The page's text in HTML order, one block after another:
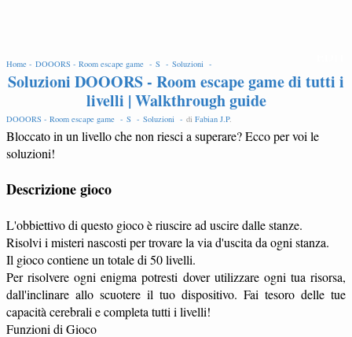
Home - DOOORS - Room escape game - S - Soluzioni -
Soluzioni DOOORS - Room escape game di tutti i
livelli | Walkthrough guide
DOOORS - Room escape game - S - Soluzioni - di Fabian J.P.
Bloccato in un livello che non riesci a superare? Ecco per voi le
soluzioni!
Descrizione gioco
L'obbiettivo di questo gioco è riuscire ad uscire dalle stanze.
Risolvi i misteri nascosti per trovare la via d'uscita da ogni stanza.
Il gioco contiene un totale di 50 livelli.
Per risolvere ogni enigma potresti dover utilizzare ogni tua risorsa,
dall'inclinare allo scuotere il tuo dispositivo. Fai tesoro delle tue
capacità cerebrali e completa tutti i livelli!
Funzioni di Gioco